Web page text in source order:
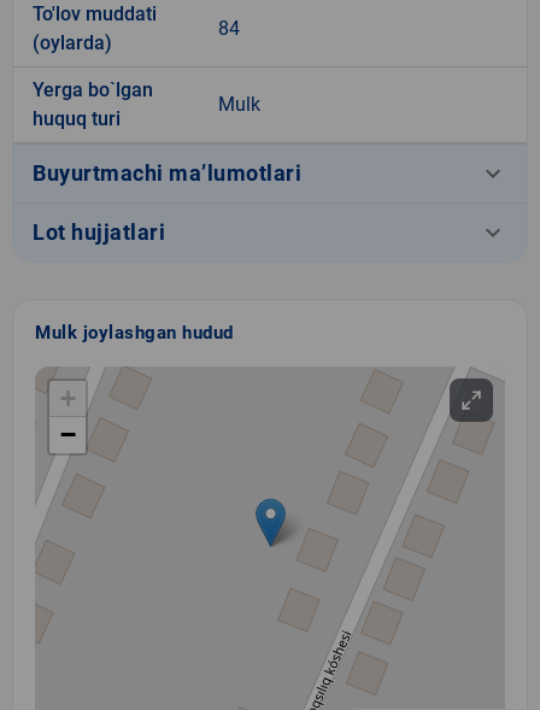
To'lov muddati
(oylarda)
84
Yerga bo`lgan
huquq turi
Mulk
Buyurtmachi ma’lumotlari keyboard_arrow_down
Lot hujjatlari keyboard_arrow_down
Mulk joylashgan hudud
+
−